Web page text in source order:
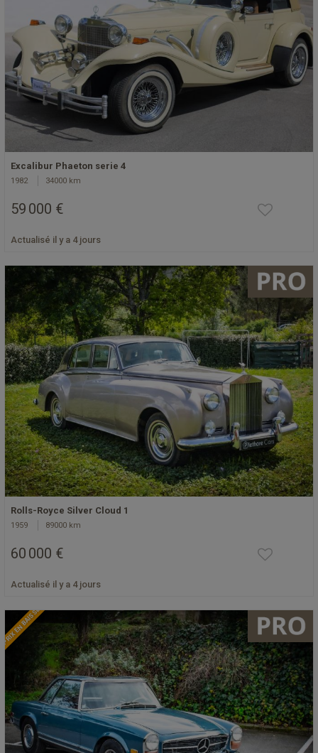
Excalibur Phaeton serie 4
1982 34000 km
59 000 €
Actualisé il y a 4 jours
Rolls-Royce Silver Cloud 1
1959 89000 km
60 000 €
Actualisé il y a 4 jours
PRIX EN BAISSE